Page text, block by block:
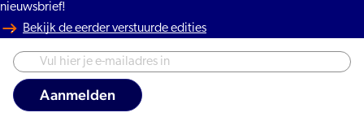
nieuwsbrief!
Bekijk de eerder verstuurde edities